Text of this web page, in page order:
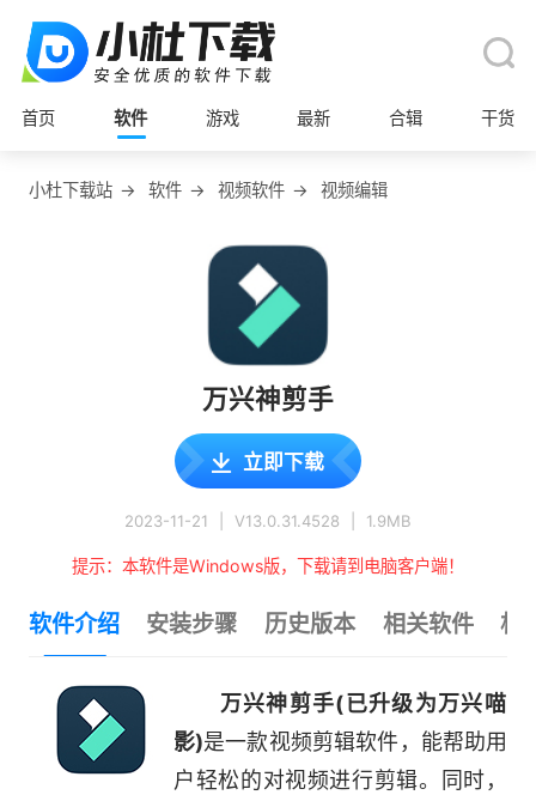
首页 软件 游戏 最新 合辑 干货
小杜下载站 → 软件 → 视频软件 → 视频编辑
万兴神剪手
立即下载
2023-11-21 V13.0.31.4528 1.9MB
提示：本软件是Windows版，下载请到电脑客户端！
软件介绍 安装步骤 历史版本 相关软件 相
万兴神剪手(已升级为万兴喵
影)是一款视频剪辑软件，能帮助用
户轻松的对视频进行剪辑。同时，